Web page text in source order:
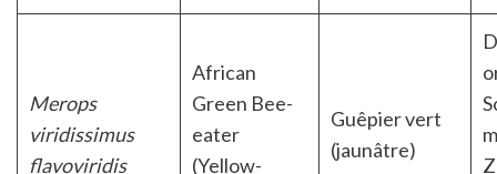
Merops
viridissimus
flavoviridis
African
Green Bee-
eater
(Yellow-
Guêpier vert
(jaunâtre)